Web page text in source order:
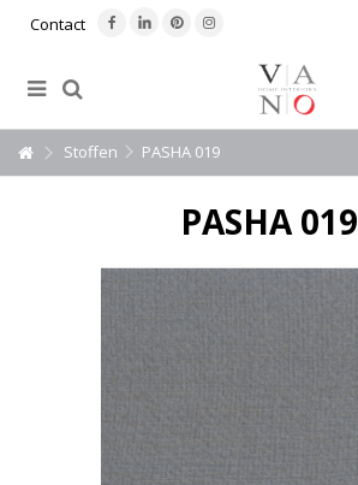
Contact
Stoffen PASHA 019
PASHA 019